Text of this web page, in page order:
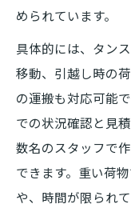
められています。
具体的には、タン
移動、引越し時の
の運搬も対応可能
での状況確認と見
数名のスタッフで
できます。重い荷
や、時間が限られ